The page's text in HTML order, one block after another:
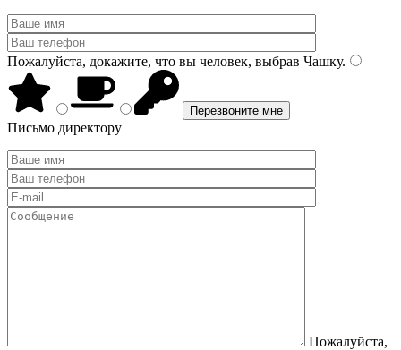
Пожалуйста, докажите, что вы человек, выбрав Чашку.
Письмо директору
Пожалуйста,